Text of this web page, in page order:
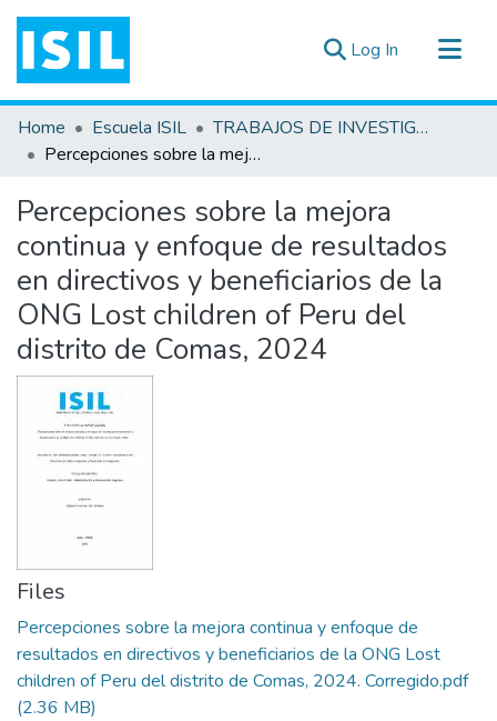
Log In (current)
All of DSpace
Statistics
Documentos ▾
Home Escuela ISIL
TRABAJOS DE INVESTIGACIÓN
Percepciones sobre la mejora continua y enfoque de resultados en directivos y beneficiarios de la ONG Lost children of Peru del distrito de Comas, 2024
Percepciones sobre la mejora
continua y enfoque de resultados
en directivos y beneficiarios de la
ONG Lost children of Peru del
distrito de Comas, 2024
Files
Percepciones sobre la mejora continua y enfoque de
resultados en directivos y beneficiarios de la ONG Lost
children of Peru del distrito de Comas, 2024. Corregido.pdf
(2.36 MB)